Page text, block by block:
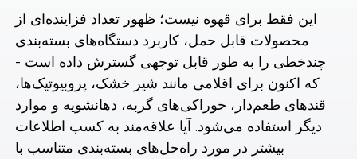
این فقط برای قهوه نیست؛ ظهور تعداد فزاینده‌ای از
محصولات قابل حمل، کاربرد دستگاه‌های بسته‌بندی
چندخطی را به طور قابل توجهی گسترش داده است -
که اکنون برای اقلامی مانند شیر خشک، پروبیوتیک‌ها،
قندهای طعم‌دار، خوراکی‌های گربه، دهانشویه و موارد
دیگر استفاده می‌شود. آیا علاقه‌مند به کسب اطلاعات
بیشتر در مورد راه‌حل‌های بسته‌بندی متناسب با